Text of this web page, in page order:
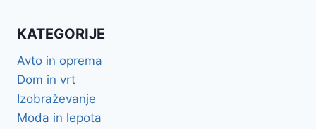
KATEGORIJE
Avto in oprema
Dom in vrt
Izobraževanje
Moda in lepota